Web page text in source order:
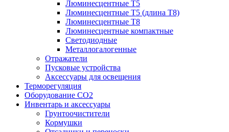
Люминесцентные T5
Люминесцентные T5 (длина T8)
Люминесцентные T8
Люминесцентные компактные
Светодиодные
Металлогалогенные
Отражатели
Пусковые устройства
Аксессуары для освещения
Терморегуляция
Оборудование CO2
Инвентарь и аксессуары
Грунтоочистители
Кормушки